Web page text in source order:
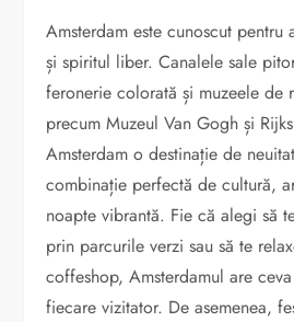
Amsterdam este cunoscut pentru
și spiritul liber. Canalele sale
feronerie colorată și muzeele de
precum Muzeul Van Gogh și
Amsterdam o destinație de
combinație perfectă de cultură,
noapte vibrantă. Fie că alegi să
prin parcurile verzi sau să te
coffeshop, Amsterdamul are
fiecare vizitator. De asemenea,